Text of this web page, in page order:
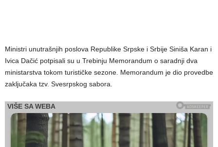
Ministri unutrašnjih poslova Republike Srpske i Srbije Siniša Karan i
Ivica Dačić potpisali su u Trebinju Memorandum o saradnji dva
ministarstva tokom turističke sezone. Memorandum je dio provedbe
zaključaka tzv. Svesrpskog sabora.